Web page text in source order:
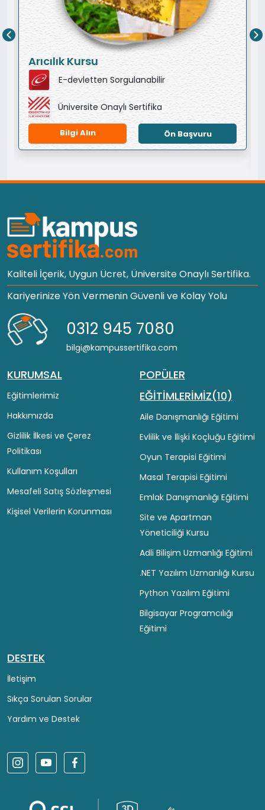
Arıcılık Kursu
E-devletten Sorgulanabilir
Üniversite Onaylı Sertifika
Bilgi Alın Ön Başvuru
Kaliteli İçerik, Uygun Ücret, Üniversite Onaylı Sertifika.
Kariyerinize Yön Vermenin Güvenli ve Kolay Yolu
0312 945 7080
bilgi@kampussertifika.com
KURUMSAL
Eğitimlerimiz
Hakkımızda
Gizlilik İlkesi ve Çerez
Politikası
Kullanım Koşulları
Mesafeli Satış Sözleşmesi
Kişisel Verilerin Korunması
POPÜLER
EĞİTİMLERİMİZ(10)
Aile Danışmanlığı Eğitimi
Evlilik ve İlişki Koçluğu Eğitimi
Oyun Terapisi Eğitimi
Masal Terapisi Eğitimi
Emlak Danışmanlığı Eğitimi
Site ve Apartman
Yöneticiliği Kursu
Adli Bilişim Uzmanlığı Eğitimi
.NET Yazılım Uzmanlığı Kursu
Python Yazılım Eğitimi
Bilgisayar Programcılığı
Eğitimi
DESTEK
İletişim
Sıkça Sorulan Sorular
Yardım ve Destek